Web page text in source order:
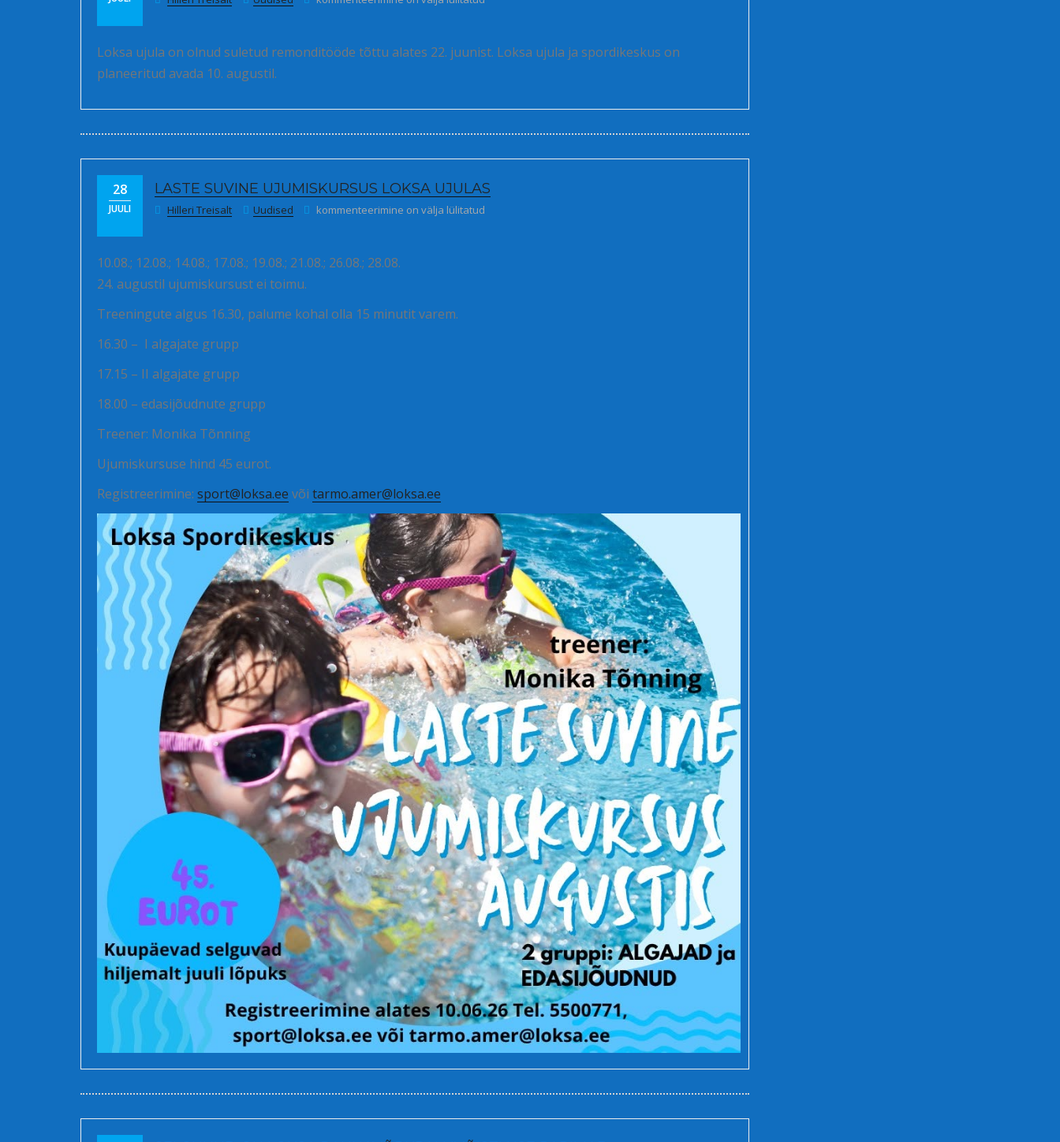
Loksa ujula on olnud suletud remonditööde tõttu alates 22. juunist. Loksa ujula ja spordikeskus on
planeeritud avada 10. augustil.
28
JUULI
LASTE SUVINE UJUMISKURSUS LOKSA UJULAS
Hilleri Treisalt Uudised Laste suvine ujumiskursus Loksa ujulas
kommenteerimine on välja lülitatud
10.08.; 12.08.; 14.08.; 17.08.; 19.08.; 21.08.; 26.08.; 28.08.
24. augustil ujumiskursust ei toimu.
Treeningute algus 16.30, palume kohal olla 15 minutit varem.
16.30 – I algajate grupp
17.15 – II algajate grupp
18.00 – edasijõudnute grupp
Treener: Monika Tõnning
Ujumiskursuse hind 45 eurot.
Registreerimine: sport@loksa.ee või tarmo.amer@loksa.ee